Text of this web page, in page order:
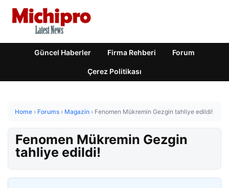
Güncel Haberler Firma Rehberi Forum
Çerez Politikası
Home › Forums › Magazin › Fenomen Mükremin Gezgin tahliye edildi!
Fenomen Mükremin Gezgin
tahliye edildi!